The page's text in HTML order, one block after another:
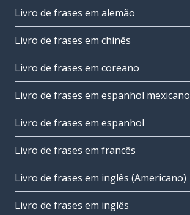
Livro de frases em alemão
Livro de frases em chinês
Livro de frases em coreano
Livro de frases em espanhol mexicano
Livro de frases em espanhol
Livro de frases em francês
Livro de frases em inglês (Americano)
Livro de frases em inglês